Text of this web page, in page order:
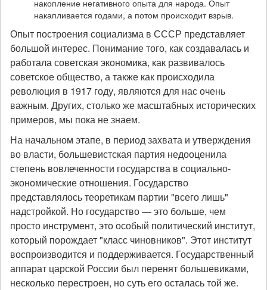
накопление негативного опыта для народа. Опыт
накапливается годами, а потом происходит взрыв.
Опыт построения социализма в СССР представляет
большой интерес. Понимание того, как создавалась и
работала советская экономика, как развивалось
советское общество, а также как происходила
революция в 1917 году, являются для нас очень
важным. Других, столько же масштабных исторических
примеров, мы пока не знаем.
На начальном этапе, в период захвата и утверждения
во власти, большевистская партия недооценила
степень вовлеченности государства в социально-
экономические отношения. Государство
представлялось теоретикам партии "всего лишь"
надстройкой. Но государство — это больше, чем
просто инструмент, это особый политический институт,
который порождает "класс чиновников". Этот институт
воспроизводится и поддерживается. Государственный
аппарат царской России был перенят большевиками,
несколько перестроен, но суть его осталась той же.